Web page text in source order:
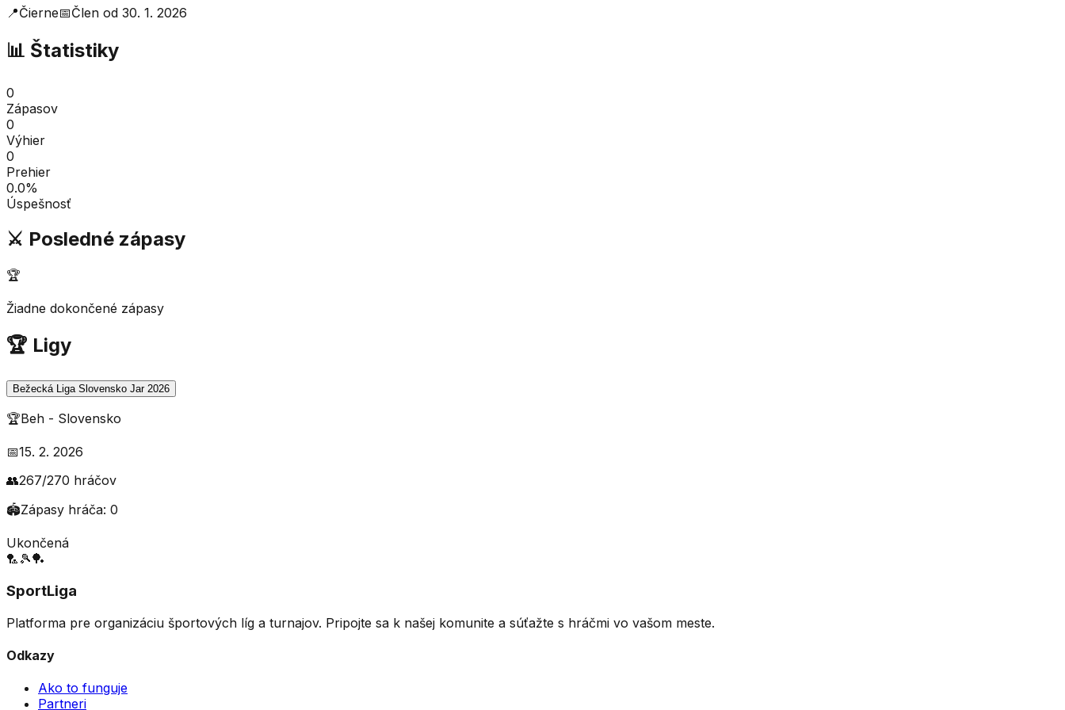
📍Čierne📅Člen od 30. 1. 2026
📊 Štatistiky
0
Zápasov
0
Výhier
0
Prehier
0.0%
Úspešnosť
⚔️ Posledné zápasy
🏆
Žiadne dokončené zápasy
🏆 Ligy
Bežecká Liga Slovensko Jar 2026
🏆Beh - Slovensko
📅15. 2. 2026
👥267/270 hráčov
🏟️Zápasy hráča: 0
Ukončená
🏸 🎾🏓
SportLiga
Platforma pre organizáciu športových líg a turnajov. Pripojte sa k našej komunite a súťažte s hráčmi vo vašom meste.
Odkazy
Ako to funguje
Partneri